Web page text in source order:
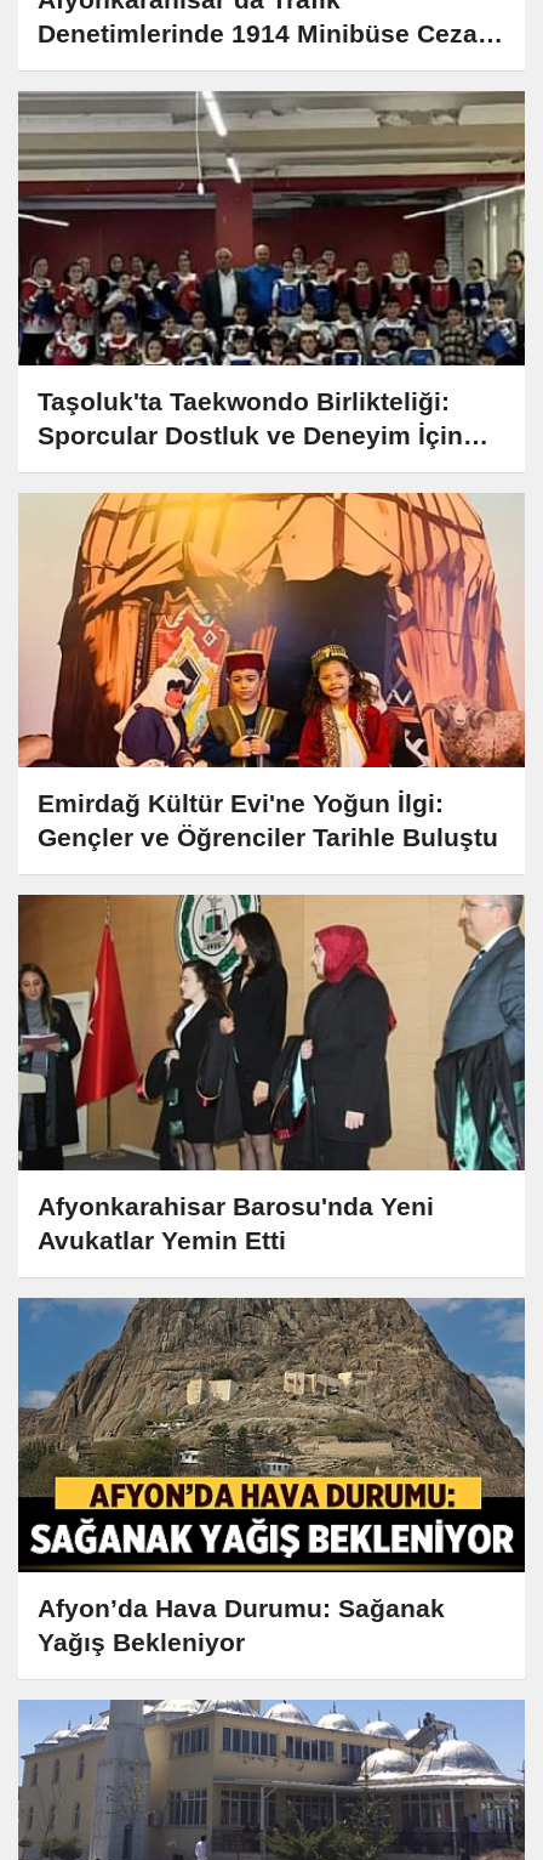
Denetimlerinde 1914 Minibüse Ceza
Kesildi
Taşoluk'ta Taekwondo Birlikteliği:
Sporcular Dostluk ve Deneyim İçin
Buluştu
Emirdağ Kültür Evi'ne Yoğun İlgi:
Gençler ve Öğrenciler Tarihle Buluştu
Afyonkarahisar Barosu'nda Yeni
Avukatlar Yemin Etti
Afyon’da Hava Durumu: Sağanak
Yağış Bekleniyor